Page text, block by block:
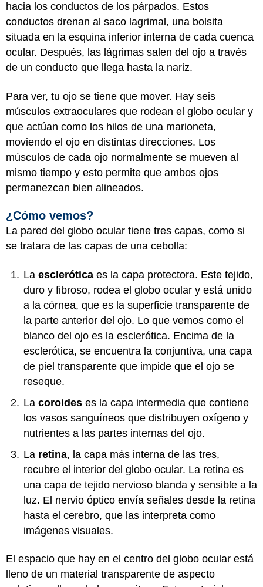
hacia los conductos de los párpados. Estos
conductos drenan al saco lagrimal, una bolsita
situada en la esquina inferior interna de cada cuenca
ocular. Después, las lágrimas salen del ojo a través
de un conducto que llega hasta la nariz.
Para ver, tu ojo se tiene que mover. Hay seis
músculos extraoculares que rodean el globo ocular y
que actúan como los hilos de una marioneta,
moviendo el ojo en distintas direcciones. Los
músculos de cada ojo normalmente se mueven al
mismo tiempo y esto permite que ambos ojos
permanezcan bien alineados.
¿Cómo vemos?
La pared del globo ocular tiene tres capas, como si
se tratara de las capas de una cebolla:
La esclerótica es la capa protectora. Este tejido,
duro y fibroso, rodea el globo ocular y está unido
a la córnea, que es la superficie transparente de
la parte anterior del ojo. Lo que vemos como el
blanco del ojo es la esclerótica. Encima de la
esclerótica, se encuentra la conjuntiva, una capa
de piel transparente que impide que el ojo se
reseque.
La coroides es la capa intermedia que contiene
los vasos sanguíneos que distribuyen oxígeno y
nutrientes a las partes internas del ojo.
La retina, la capa más interna de las tres,
recubre el interior del globo ocular. La retina es
una capa de tejido nervioso blanda y sensible a la
luz. El nervio óptico envía señales desde la retina
hasta el cerebro, que las interpreta como
imágenes visuales.
El espacio que hay en el centro del globo ocular está
lleno de un material transparente de aspecto